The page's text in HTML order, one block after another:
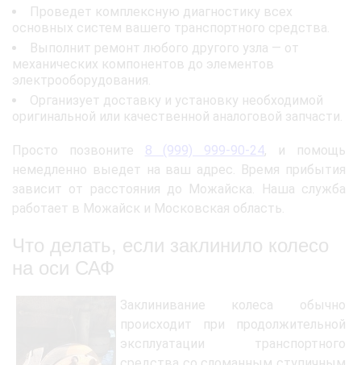
Проведет комплексную диагностику всех
основных систем вашего транспортного средства.
Выполнит ремонт любого другого узла — от
механических компонентов до элементов
электрооборудования.
Организует доставку и установку необходимой
оригинальной или качественной аналоговой запчасти.
Просто позвоните 8 (999) 999-90-24, и помощь
немедленно выедет на ваш адрес. Время прибытия
зависит от расстояния до Можайска. Наша служба
работает в Можайск и Московская область.
Что делать, если заклинило колесо
на оси САФ
Заклинивание колеса обычно
происходит при продолжительной
эксплуатации транспортного